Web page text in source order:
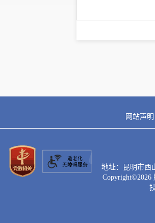
任评价
《工
效、强
资源优
“两微
网站声明
地址：昆明市西
Copyright©2026